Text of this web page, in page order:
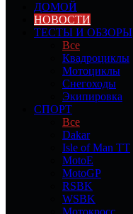
ДОМОЙ
НОВОСТИ
ТЕСТЫ И ОБЗОРЫ
Все
Квадроциклы
Мотоциклы
Снегоходы
Экипировка
СПОРТ
Все
Dakar
Isle of Man TT
MotoE
MotoGP
RSBK
WSBK
Мотокросс